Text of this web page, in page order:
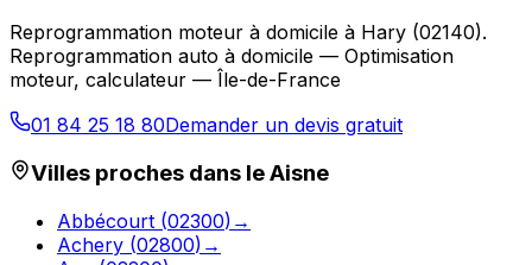
Reprogrammation moteur à domicile à Hary (02140).
Reprogrammation auto à domicile — Optimisation
moteur, calculateur — Île-de-France
01 84 25 18 80Demander un devis gratuit
Villes proches dans leAisne
Abbécourt (02300) →
Achery (02800) →